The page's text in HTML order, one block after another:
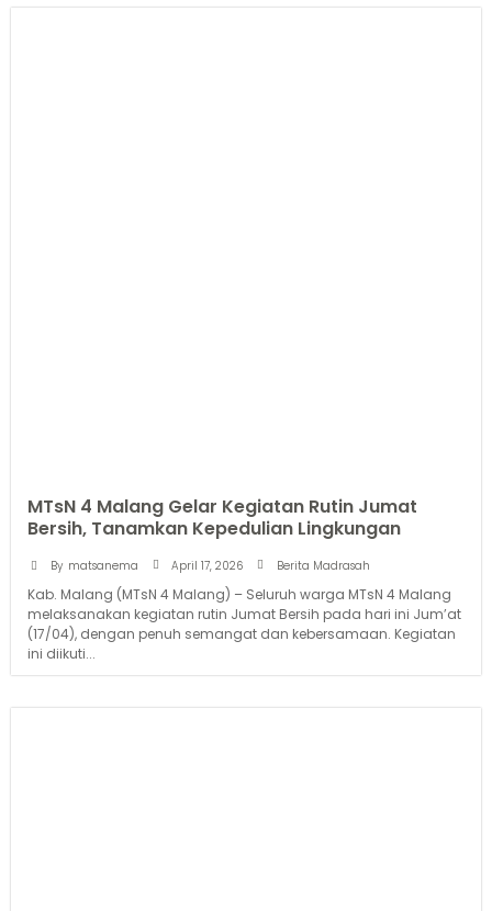
MTsN 4 Malang Gelar Kegiatan Rutin Jumat
Bersih, Tanamkan Kepedulian Lingkungan
By matsanema April 17, 2026 Berita Madrasah
Kab. Malang (MTsN 4 Malang) – Seluruh warga MTsN 4 Malang
melaksanakan kegiatan rutin Jumat Bersih pada hari ini Jum’at
(17/04), dengan penuh semangat dan kebersamaan. Kegiatan
ini diikuti...